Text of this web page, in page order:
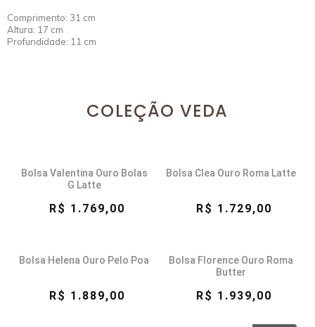
Comprimento: 31 cm
Altura: 17 cm
Profundidade: 11 cm
COLEÇÃO VEDA
Bolsa Valentina Ouro Bolas
G Latte
R$ 1.769,00
Bolsa Clea Ouro Roma Latte
R$ 1.729,00
Bolsa Helena Ouro Pelo Poa
R$ 1.889,00
Bolsa Florence Ouro Roma
Butter
R$ 1.939,00